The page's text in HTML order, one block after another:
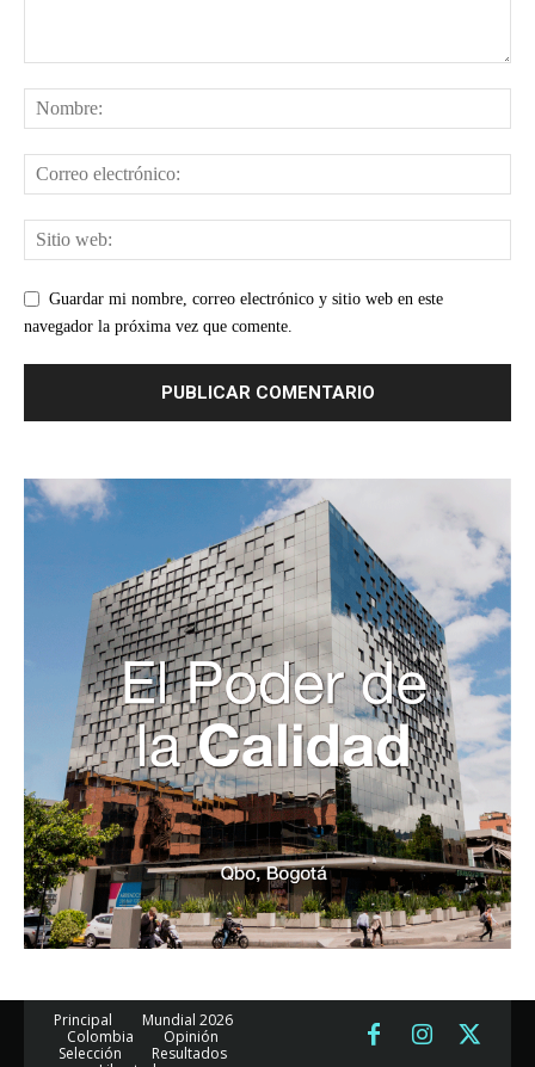
Guardar mi nombre, correo electrónico y sitio web en este
navegador la próxima vez que comente.
Principal
Mundial 2026
Colombia
Opinión
Selección
Resultados